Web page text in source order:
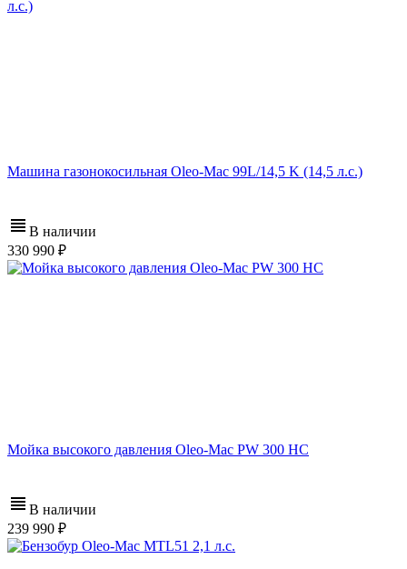
Машина газонокосильная Oleo-Mac 99L/14,5 K (14,5 л.с.)
В наличии
330 990
Мойка высокого давления Oleo-Mac PW 300 HС
В наличии
239 990